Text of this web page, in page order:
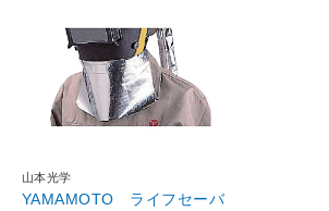
山本光学
YAMAMOTO ライフセーバ